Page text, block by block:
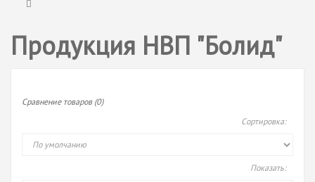
Продукция НВП "Болид"
Сравнение товаров (0)
Сортировка:
Показать: